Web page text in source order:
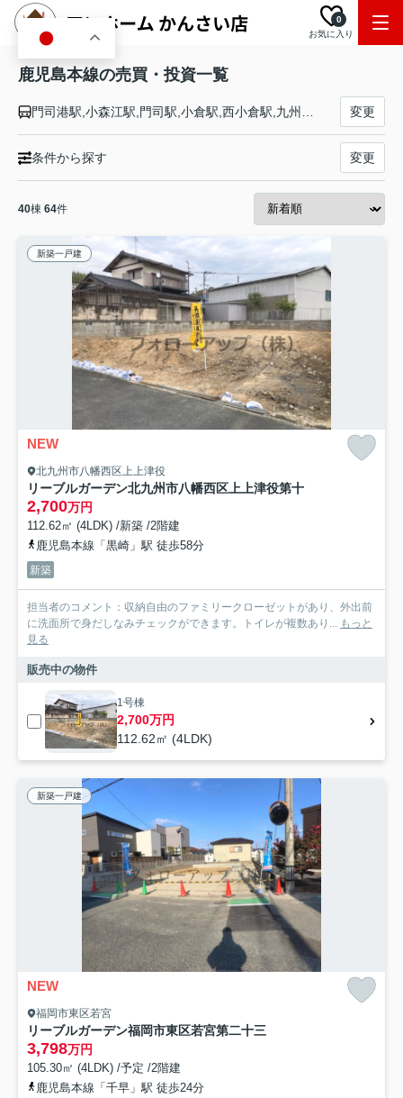
お気に入り
0
鹿児島本線の売買・投資一覧
変更
条件から探す 変更
40棟 64件
新築一戸建
NEW
北九州市八幡西区上上津役
リーブルガーデン北九州市八幡西区上上津役第十
2,700万円
112.62㎡ (4LDK) /新築 /2階建
鹿児島本線「黒崎」駅 徒歩58分
新築
担当者のコメント：収納自由のファミリークローゼットがあり、外出前
に洗面所で身だしなみチェックができます。トイレが複数あり... もっと
見る
販売中の物件
1号棟
2,700万円
112.62㎡ (4LDK)
新築一戸建
NEW
福岡市東区若宮
リーブルガーデン福岡市東区若宮第二十三
3,798万円
105.30㎡ (4LDK) /予定 /2階建
鹿児島本線「千早」駅 徒歩24分